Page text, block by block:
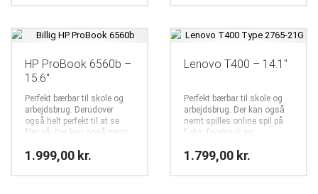
HP ProBook 6560b –
15.6″
Perfekt bærbar til skole og
arbejdsbrug. Derudover
også helt perfekt til at se
film på. Der kan også nemt
facebook og komogvind.dk
1.999,00 kr.
Lenovo T400 – 14.1″
Perfekt bærbar til skole og
arbejdsbrug. Der kan også
nemt spilles online spil på
f.eks. facebook og
1.799,00 kr.